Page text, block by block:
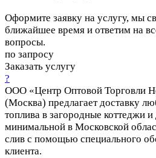
Оформите заявку на услугу, мы
ближайшее время и ответим на
вопросы.
по запросу
Заказать услугу
?
ООО «Центр Оптовой Торговли
(Москва) предлагает доставку
топлива в загородные коттеджи
минимальной в Московской
слив с помощью специального
клиента.